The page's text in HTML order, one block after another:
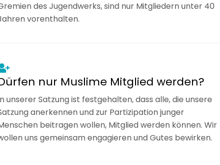
des Jugendwerks, sind nur Mitgliedern unter 40
vorenthalten.
nur Muslime Mitglied werden?
unserer Satzung ist festgehalten, dass alle, die unsere
anerkennen und zur Partizipation junger
beitragen wollen, Mitglied werden können. Wir
uns gemeinsam engagieren und Gutes bewirken.